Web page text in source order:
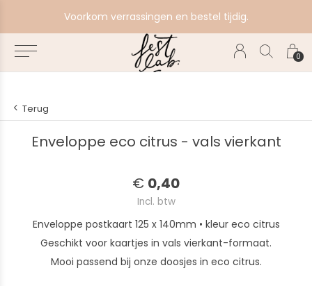
0
Voorkom verrassingen en bestel tijdig.
Terug
Enveloppe eco citrus - vals vierkant
€ 0,40
Incl. btw
Enveloppe postkaart 125 x 140mm • kleur eco citrus
Geschikt voor kaartjes in vals vierkant-formaat.
Mooi passend bij onze doosjes in eco citrus.